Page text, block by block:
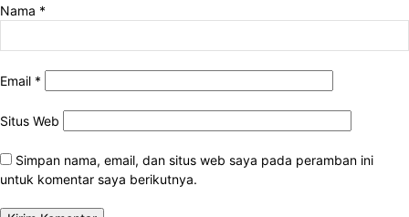
Nama *
Email *
Situs Web
Simpan nama, email, dan situs web saya pada peramban ini
untuk komentar saya berikutnya.